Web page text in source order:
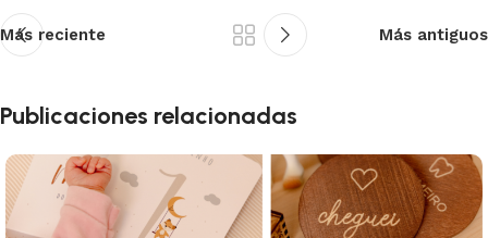
Más reciente Más antiguos
Publicaciones relacionadas